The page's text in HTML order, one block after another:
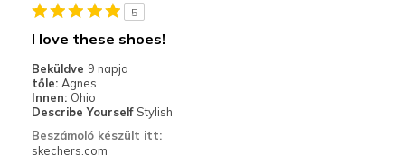
Workout
Width
Feels true to width
Sizing
5
I love these shoes!
Beküldve 9 napja
tőle: Agnes
Innen: Ohio
Describe Yourself Stylish
Beszámoló készült itt:
skechers.com